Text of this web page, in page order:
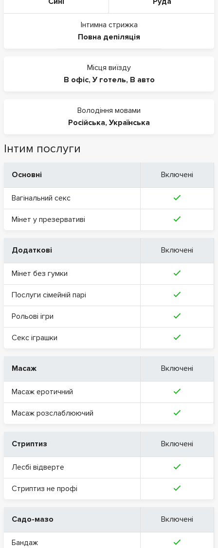
Інтимна стрижка
Повна депіляція
Місця виїзду
В офіс, У готель, В авто
Володіння мовами
Російська, Українська
Інтим послуги
Основні Включені
Вагінальний секс
Мінет у презервативі
Додаткові Включені
Мінет без гумки
Послуги сімейній парі
Рольові ігри
Секс іграшки
Масаж Включені
Масаж еротичний
Масаж розслаблюючий
Стриптиз Включені
Лесбі відверте
Стриптиз не профі
Садо-мазо Включені
Бандаж